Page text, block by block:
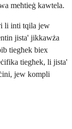
meħtieġ kawtela.
li inti tqila jew
jista' jikkawża
tiegħek biex
tiegħek, li jista'
jew kompli